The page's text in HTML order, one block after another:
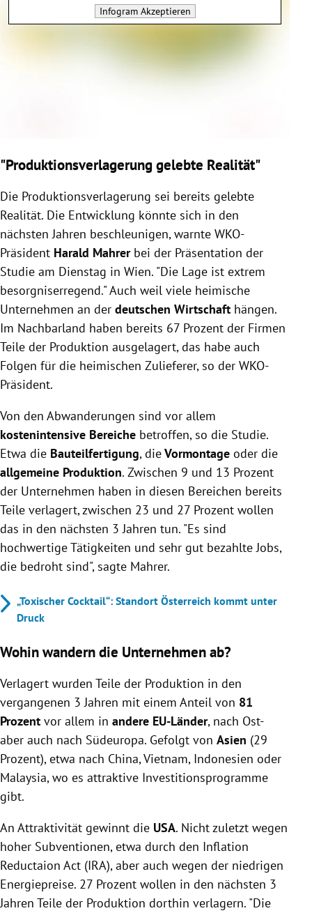
InfogramAkzeptieren
"Produktionsverlagerung gelebte Realität"
Die Produktionsverlagerung sei bereits gelebte
Realität. Die Entwicklung könnte sich in den
nächsten Jahren beschleunigen, warnte WKO-
Präsident Harald Mahrer bei der Präsentation der
Studie am Dienstag in Wien. "Die Lage ist extrem
besorgniserregend." Auch weil viele heimische
Unternehmen an der deutschen Wirtschaft hängen.
Im Nachbarland haben bereits 67 Prozent der Firmen
Teile der Produktion ausgelagert, das habe auch
Folgen für die heimischen Zulieferer, so der WKO-
Präsident.
Von den Abwanderungen sind vor allem
kostenintensive Bereiche betroffen, so die Studie.
Etwa die Bauteilfertigung, dieVormontage oder die
allgemeine Produktion. Zwischen 9 und 13 Prozent
der Unternehmen haben in diesen Bereichen bereits
Teile verlagert, zwischen 23 und 27 Prozent wollen
das in den nächsten 3 Jahren tun. "Es sind
hochwertige Tätigkeiten und sehr gut bezahlte Jobs,
die bedroht sind", sagte Mahrer.
„Toxischer Cocktail“: Standort Österreich kommt unter
Druck
Wohin wandern die Unternehmen ab?
Verlagert wurden Teile der Produktion in den
vergangenen 3 Jahren mit einem Anteil von 81
Prozent vor allem in andere EU-Länder, nach Ost-
aber auch nach Südeuropa. Gefolgt von Asien (29
Prozent), etwa nach China, Vietnam, Indonesien oder
Malaysia, wo es attraktive Investitionsprogramme
gibt.
An Attraktivität gewinnt die USA. Nicht zuletzt wegen
hoher Subventionen, etwa durch den Inflation
Reductaion Act (IRA), aber auch wegen der niedrigen
Energiepreise. 27 Prozent wollen in den nächsten 3
Jahren Teile der Produktion dorthin verlagern. "Die